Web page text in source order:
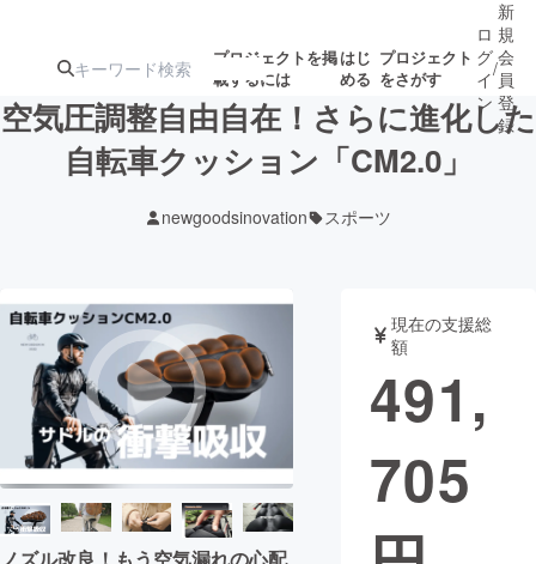
プロジェクトを掲
載するには
はじ
める
プロジェクト
をさがす
ジェクト
ロジェクト
アート・写真 音楽
テクノロジー・ガジェット ゲーム・サ
映像・映画
ビジネス・起業
ロ
グ
イ
ン
/
新
規
会
員
登
録
空気圧調整自由自在！さらに進化した
自転車クッション「CM2.0」
newgoodsinovation スポーツ
ノズル改良！もう空気漏れの心配
現在の支援総
額
491,
705